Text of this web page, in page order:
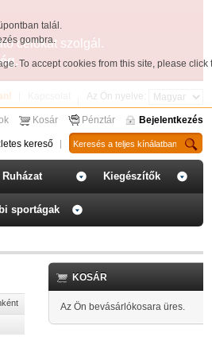
talál.
gombra.
. To accept cookies from this site, please
célokat szolgál.
Az Ön nyelve:
Kosár Pénztár Bejelentkezés
kereső
Ruházat Kiegészítők
sportágak
KOSÁR
Az Ön bevásárlókosara üres.